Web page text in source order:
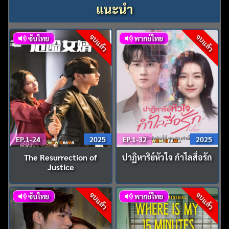
แนะนำ
จบแล้ว
ซับไทย
EP.1-24 2025
The Resurrection of
Justice
จบแล้ว
พากย์ไทย
EP.1-32 2025
ปาฏิหาริย์หัวใจ กำไลสื่อรัก
จบแล้ว
ซับไทย จบแล้ว
พากย์ไทย